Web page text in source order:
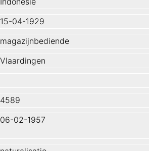
15-04-1929
magazijnbediende
Vlaardingen
4589
06-02-1957